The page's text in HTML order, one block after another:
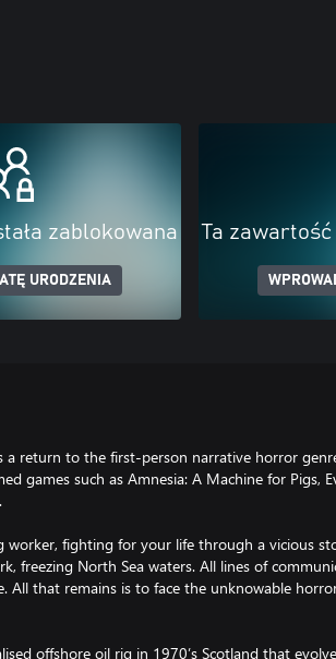
zablokowana
URODZENIA
Ta
is a return to the first-person narrative horror
games such as Amnesia: A Machine for Pigs,
worker, fighting for your life through a vicious
freezing North Sea waters. All lines of
All that remains is to face the unknowable
offshore oil rig in 1970’s Scotland that